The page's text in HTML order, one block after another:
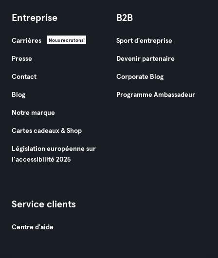
Entreprise
Carrières Nous recrutons!
Presse
Contact
Blog
Notre marque
Cartes cadeaux & Shop
Législation européenne sur
l’accessibilité 2025
B2B
Sport d'entreprise
Devenir partenaire
Corporate Blog
Programme Ambassadeur
Service clients
Centre d'aide